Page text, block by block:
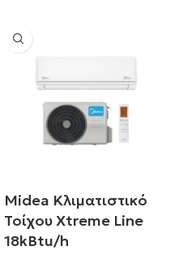
Midea Κλιματιστικό
Τοίχου Xtreme Line
18kBtu/h